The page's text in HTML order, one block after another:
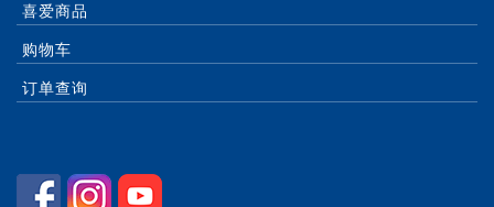
喜爱商品
购物车
订单查询